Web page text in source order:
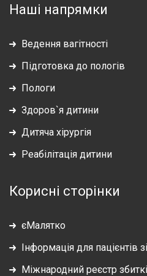
Наші напрямки
Ведення вагітності
Підготовка до пологів
Пологи
Здоров`я дитини
Дитяча хірургія
Реабілітація дитини
Корисні сторінки
єМалятко
Інформація для пацієнтів
Міжнародний реєстр